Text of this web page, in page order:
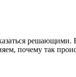
почему так